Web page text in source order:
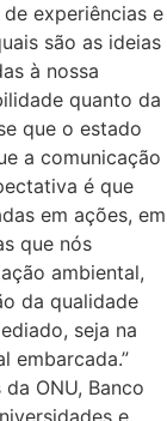
experiências e
são as ideias
à nossa
quanto da
que o estado
a comunicação
é que
em ações, em
que nós
ambiental,
da qualidade
seja na
embarcada.”
ONU, Banco